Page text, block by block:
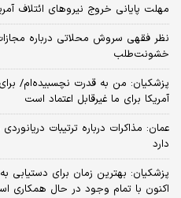
مهلت پایانی خروج نیروهای ائتلاف
نظر فقهی سروش محلاتی درباره
خشونت‌طلب
پزشکیان: من به قدرت نچسبیده‌ام/
آمریکا برای ما غیرقابل اعتماد است
عمان: مذاکرات درباره ترتیبات
دارد
پزشکیان‌: بهترین زمان برای دستیابی
اکنون با تمام وجود در حال همکاری